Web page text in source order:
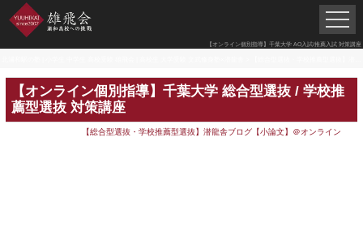
【オンライン個別指導】千葉大学 AO入試/推薦入試 対策講座
【オンライン個別指導】千葉大学 総合型選抜 / 学校推
薦型選抜 対策講座
【総合型選抜・学校推薦型選抜】潜龍舎ブログ【小論文】＠オンライン